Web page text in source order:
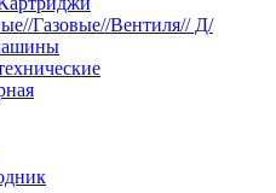
Газовые//Вентиля// Д/